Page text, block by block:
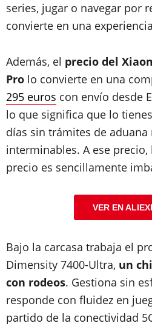
series, jugar o navegar por
convierte en una
Además, el precio del
Pro lo convierte en una
295 euros con envío desde
lo que significa que lo
días sin trámites de aduana
interminables. A ese
precio es sencillamente
VER EN
Bajo la carcasa trabaja el
Dimensity 7400-Ultra, un
con rodeos. Gestiona sin
responde con fluidez en
partido de la conectividad